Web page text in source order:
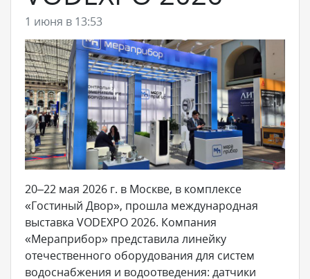
1 июня в 13:53
20–22 мая 2026 г. в Москве, в комплексе
«Гостиный Двор», прошла международная
выставка VODEXPO 2026. Компания
«Мераприбор» представила линейку
отечественного оборудования для систем
водоснабжения и водоотведения: датчики